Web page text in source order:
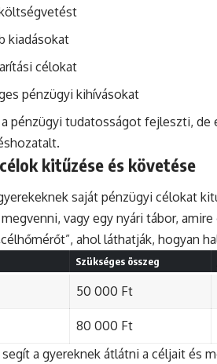
kiadásokat
célokat
pénzügyi kihívásokat
a pénzügyi tudatosságot fejleszti,
kitűzése és követése
saját pénzügyi célokat
vagy egy nyári tábor,
ahol láthatják, hogyan
Szükséges összeg
50 000 Ft
80 000 Ft
segít a gyereknek átlátni a céljait és